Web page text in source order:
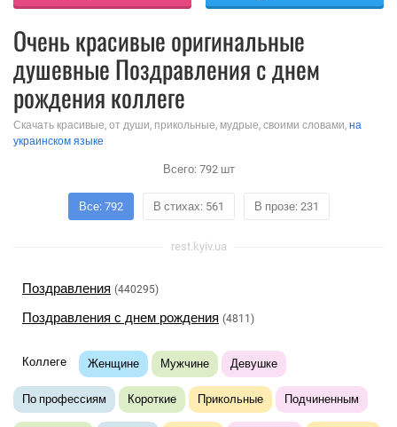
Очень красивые оригинальные
душевные Поздравления с днем
рождения коллеге
Скачать красивые, от души, прикольные, мудрые, своими словами, на
украинском языке
Всего: 792шт
Все: 792 В стихах: 561 В прозе: 231
rest.kyiv.ua
Поздравления (440295)
Поздравления с днем рождения (4811)
Коллеге Женщине Мужчине Девушке
По профессиям Короткие Прикольные Подчиненным